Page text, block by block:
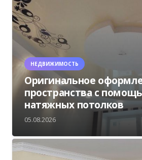
НЕДВИЖИМОСТЬ
Оригинальное
пространства с
натяжных потолков
05.08.2026